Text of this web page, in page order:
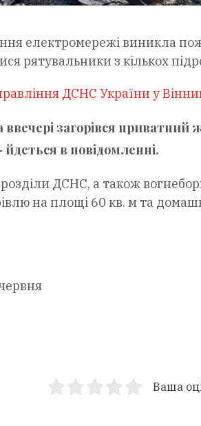
електромережі виникла
рятувальники з кількох
ДСНС України у
загорівся приватний
в повідомленні.
ДСНС, а також
на площі 60 кв. м та
Ваша